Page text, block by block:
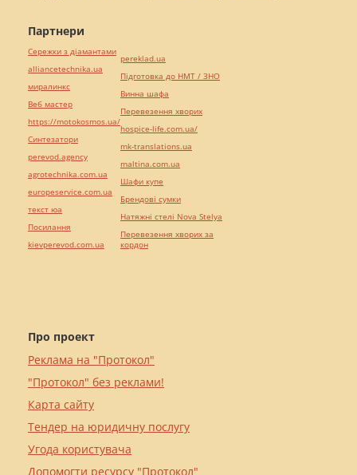
Про проект
Реклама на "Протокол"
"Протокол" без реклами!
Карта сайту
Тендер на юридичну послугу
Угода користувача
Допомогти ресурсу "Протокол"
Партнери
Сережки з діамантами
alliancetechnika.ua
миралинкс
Веб мастер
https://motokosmos.ua/
Синтезатори
perevod.agency
agrotechnika.com.ua
europeservice.com.ua
текст юа
Посилання
kievperevod.com.ua
pereklad.ua
Підготовка до НМТ / ЗНО
Винна шафа
Перевезення хворих
hospice-life.com.ua/
mk-translations.ua
maltina.com.ua
Шафи купе
Брендові сумки
Натяжні стелі Nova Stelya
Перевезення хворих за
кордон